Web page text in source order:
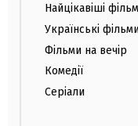
Найцікавіші
Українські
Фільми на вечір
Комедії
Серіали